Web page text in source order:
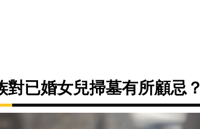
對已婚女兒掃墓有所顧忌？